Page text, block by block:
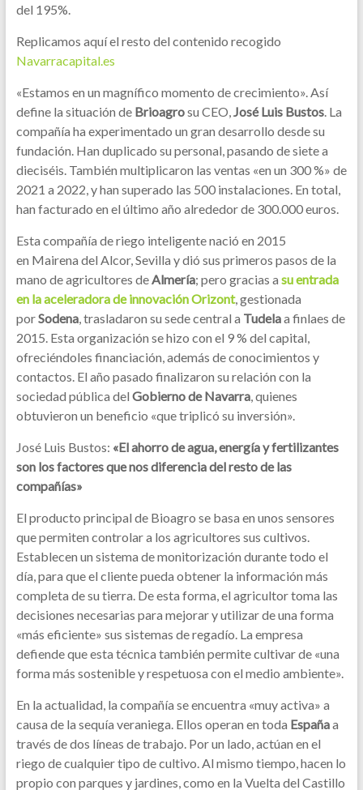
del 195%.
Replicamos aquí el resto del contenido recogido
Navarracapital.es
«Estamos en un magnífico momento de crecimiento». Así
define la situación de Brioagrosu CEO, José Luis Bustos. La
compañía ha experimentado un gran desarrollo desde su
fundación. Han duplicado su personal, pasando de siete a
dieciséis. También multiplicaron las ventas «en un 300 %» de
2021 a 2022, y han superado las 500 instalaciones. En total,
han facturado en el último año alrededor de 300.000 euros.
Esta compañía de riego inteligente nació en 2015
en Mairena del Alcor, Sevilla y dió sus primeros pasos de la
mano de agricultores de Almería; pero gracias a su entrada
en la aceleradora de innovación Orizont, gestionada
porSodena, trasladaron su sede central a Tudelaa finlaes de
2015. Esta organización se hizo con el 9 % del capital,
ofreciéndoles financiación, además de conocimientos y
contactos. El año pasado finalizaron su relación con la
sociedad pública del Gobierno de Navarra, quienes
obtuvieron un beneficio «que triplicó su inversión».
José Luis Bustos: «El ahorro de agua, energía y fertilizantes
son los factores que nos diferencia del resto de las
compañías»
El producto principal de Bioagro se basa en unos sensores
que permiten controlar a los agricultores sus cultivos.
Establecen un sistema de monitorización durante todo el
día, para que el cliente pueda obtener la información más
completa de su tierra. De esta forma, el agricultor toma las
decisiones necesarias para mejorar y utilizar de una forma
«más eficiente» sus sistemas de regadío. La empresa
defiende que esta técnica también permite cultivar de «una
forma más sostenible y respetuosa con el medio ambiente».
En la actualidad, la compañía se encuentra «muy activa» a
causa de la sequía veraniega. Ellos operan en toda Españaa
través de dos líneas de trabajo. Por un lado, actúan en el
riego de cualquier tipo de cultivo. Al mismo tiempo, hacen lo
propio con parques y jardines, como en la Vuelta del Castillo